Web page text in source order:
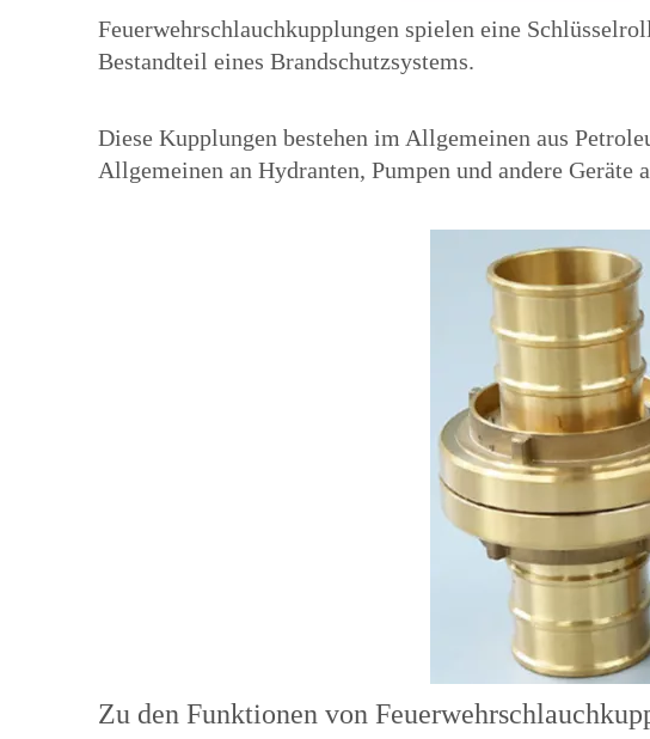
Feuerwehrschlauchkupplungen spielen eine
Bestandteil eines Brandschutzsystems.
Diese Kupplungen bestehen im Allgemeinen aus
Allgemeinen an Hydranten, Pumpen und andere
Zu den Funktionen von